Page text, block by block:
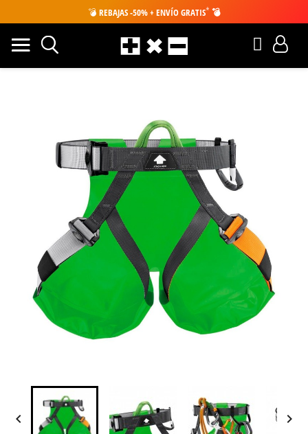
💣 REBAJAS -50% + ENVÍO GRATIS* 💣
 